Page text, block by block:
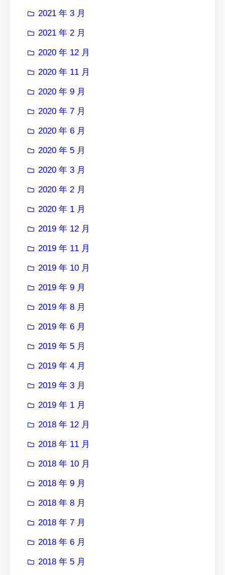
2021 年 3 月
2021 年 2 月
2020 年 12 月
2020 年 11 月
2020 年 9 月
2020 年 7 月
2020 年 6 月
2020 年 5 月
2020 年 3 月
2020 年 2 月
2020 年 1 月
2019 年 12 月
2019 年 11 月
2019 年 10 月
2019 年 9 月
2019 年 8 月
2019 年 6 月
2019 年 5 月
2019 年 4 月
2019 年 3 月
2019 年 1 月
2018 年 12 月
2018 年 11 月
2018 年 10 月
2018 年 9 月
2018 年 8 月
2018 年 7 月
2018 年 6 月
2018 年 5 月